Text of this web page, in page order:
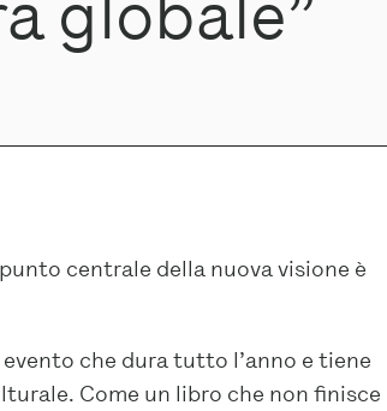
centrale della nuova visione è
che dura tutto l’anno e tiene
Come un libro che non finisce